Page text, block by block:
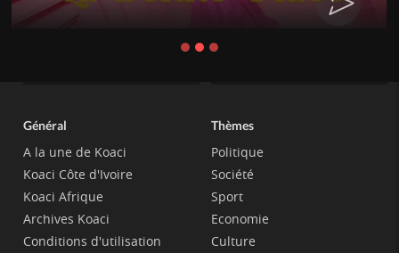
Général
A la une de Koaci
Koaci Côte d'Ivoire
Koaci Afrique
Archives Koaci
Conditions d'utilisation
Thèmes
Politique
Société
Sport
Economie
Culture